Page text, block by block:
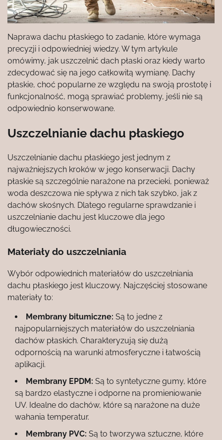
Naprawa dachu płaskiego to zadanie, które wymaga
precyzji i odpowiedniej wiedzy. W tym artykule
omówimy, jak uszczelnić dach płaski oraz kiedy warto
zdecydować się na jego całkowitą wymianę. Dachy
płaskie, choć popularne ze względu na swoją prostotę i
funkcjonalność, mogą sprawiać problemy, jeśli nie są
odpowiednio konserwowane.
Uszczelnianie dachu płaskiego
Uszczelnianie dachu płaskiego jest jednym z
najważniejszych kroków w jego konserwacji. Dachy
płaskie są szczególnie narażone na przecieki, ponieważ
woda deszczowa nie spływa z nich tak szybko, jak z
dachów skośnych. Dlatego regularne sprawdzanie i
uszczelnianie dachu jest kluczowe dla jego
długowieczności.
Materiały do uszczelniania
Wybór odpowiednich materiałów do uszczelniania
dachu płaskiego jest kluczowy. Najczęściej stosowane
materiały to:
Membrany bitumiczne: Są to jedne z
najpopularniejszych materiałów do uszczelniania
dachów płaskich. Charakteryzują się dużą
odpornością na warunki atmosferyczne i łatwością
aplikacji.
Membrany EPDM: Są to syntetyczne gumy, które
są bardzo elastyczne i odporne na promieniowanie
UV. Idealne do dachów, które są narażone na duże
wahania temperatur.
Membrany PVC: Są to tworzywa sztuczne, które